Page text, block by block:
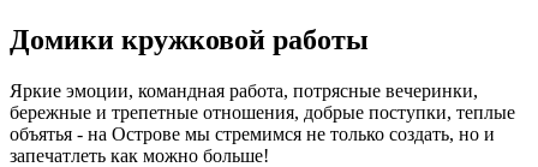
Домики кружковой работы
Яркие эмоции, командная работа, потрясные вечеринки,
бережные и трепетные отношения, добрые поступки, теплые
объятья - на Острове мы стремимся не только создать, но и
запечатлеть как можно больше!